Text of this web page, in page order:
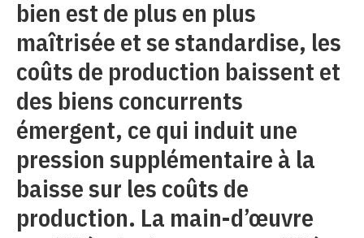
bien est de plus en plus
maîtrisée et se standardise, les
coûts de production baissent et
des biens concurrents
émergent, ce qui induit une
pression supplémentaire à la
baisse sur les coûts de
production. La main-d’œuvre